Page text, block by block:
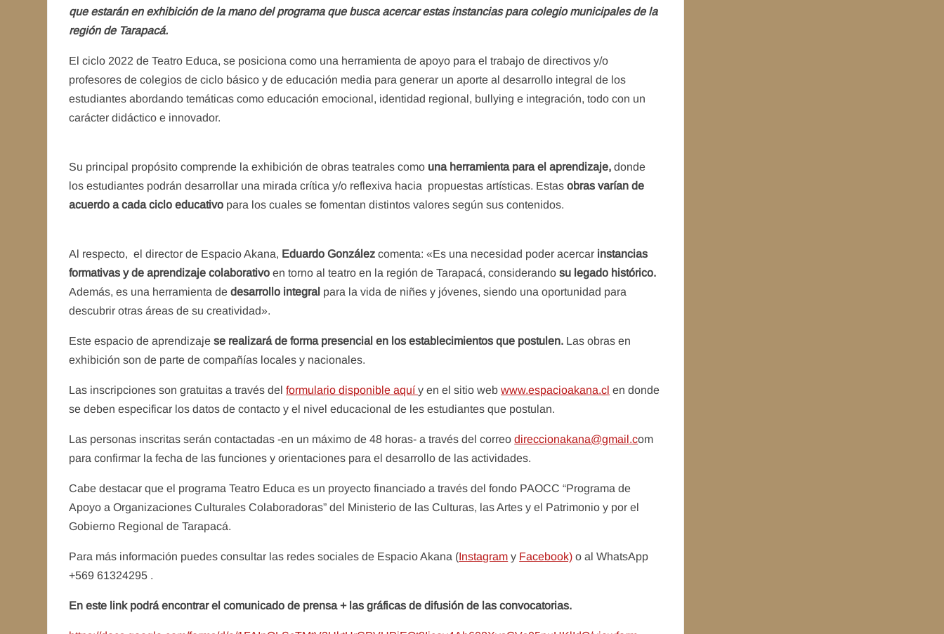
que estarán en exhibición de la mano del programa que busca acercar estas instancias para colegio municipales de la
región de Tarapacá.
El ciclo 2022 de Teatro Educa, se posiciona como una herramienta de apoyo para el trabajo de directivos y/o
profesores de colegios de ciclo básico y de educación media para generar un aporte al desarrollo integral de los
estudiantes abordando temáticas como educación emocional, identidad regional, bullying e integración, todo con un
carácter didáctico e innovador.
Su principal propósito comprende la exhibición de obras teatrales como una herramienta para el aprendizaje, donde
los estudiantes podrán desarrollar una mirada crítica y/o reflexiva hacia propuestas artísticas. Estasobras varían de
acuerdo a cada ciclo educativo para los cuales se fomentan distintos valores según sus contenidos.
Al respecto, el director de Espacio Akana, Eduardo González comenta: «Es una necesidad poder acercar instancias
formativas y de aprendizaje colaborativo en torno al teatro en la región de Tarapacá, considerandosu legado histórico.
Además, es una herramienta dedesarrollo integral para la vida de niñes y jóvenes, siendo una oportunidad para
descubrir otras áreas de su creatividad».
Este espacio de aprendizajese realizará de forma presencial en los establecimientos que postulen. Las obras en
exhibición son de parte de compañías locales y nacionales.
Las inscripciones son gratuitas a través delformulario disponible aquíy en el sitio webwww.espacioakana.cl en donde
se deben especificar los datos de contacto y el nivel educacional de les estudiantes que postulan.
Las personas inscritas serán contactadas -en un máximo de 48 horas- a través del correodireccionakana@gmail.com
para confirmar la fecha de las funciones y orientaciones para el desarrollo de las actividades.
Cabe destacar que el programa Teatro Educa es un proyecto financiado a través del fondo PAOCC “Programa de
Apoyo a Organizaciones Culturales Colaboradoras” del Ministerio de las Culturas, las Artes y el Patrimonio y por el
Gobierno Regional de Tarapacá.
Para más información puedes consultar las redes sociales de Espacio Akana (Instagram y Facebook) o al WhatsApp
+569 61324295 .
En este link podrá encontrar el comunicado de prensa + las gráficas de difusión de las convocatorias.